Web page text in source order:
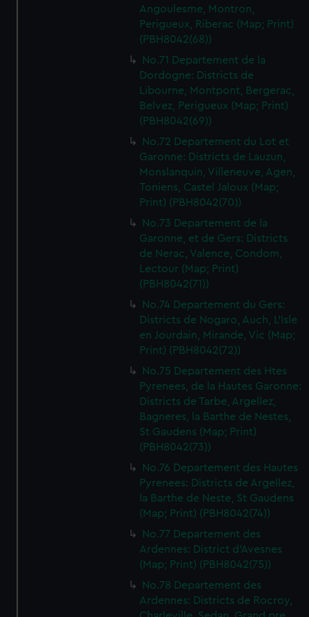
Angoulesme, Montron,
Perigueux, Riberac (Map; Print)
(PBH8042(68))
No.71 Departement de la
Dordogne: Districts de
Libourne, Montpont, Bergerac,
Belvez, Perigueux (Map; Print)
(PBH8042(69))
No.72 Departement du Lot et
Garonne: Districts de Lauzun,
Monslanquin, Villeneuve, Agen,
Toniens, Castel Jaloux (Map;
Print) (PBH8042(70))
No.73 Departement de la
Garonne, et de Gers: Districts
de Nerac, Valence, Condom,
Lectour (Map; Print)
(PBH8042(71))
No.74 Departement du Gers:
Districts de Nogaro, Auch, L'Isle
en Jourdain, Mirande, Vic (Map;
Print) (PBH8042(72))
No.75 Departement des Htes
Pyrenees, de la Hautes Garonne:
Districts de Tarbe, Argellez,
Bagneres, la Barthe de Nestes,
St Gaudens (Map; Print)
(PBH8042(73))
No.76 Departement des Hautes
Pyrenees: Districts de Argellez,
la Barthe de Neste, St Gaudens
(Map; Print) (PBH8042(74))
No.77 Departement des
Ardennes: District d'Avesnes
(Map; Print) (PBH8042(75))
No.78 Departement des
Ardennes: Districts de Rocroy,